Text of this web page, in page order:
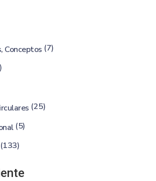
Conceptos (7)
(25)
(5)
(133)